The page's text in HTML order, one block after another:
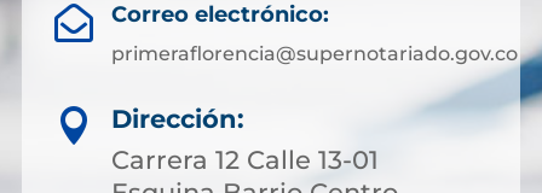
 Correo electrónico:
primeraflorencia@supernotariado.gov.co

Dirección:
Carrera 12 Calle 13-01